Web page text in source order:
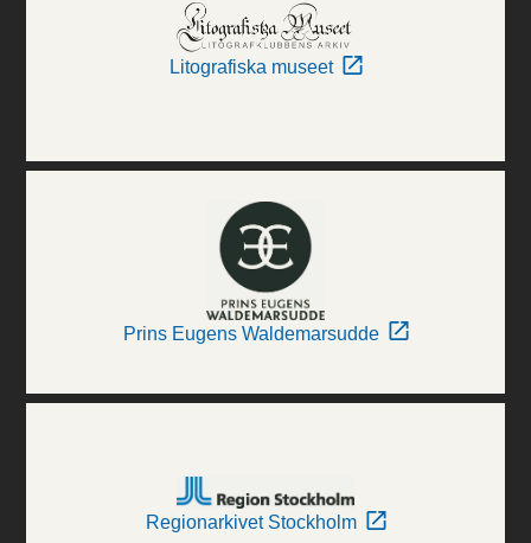
Litografiska museet
Prins Eugens Waldemarsudde
Regionarkivet Stockholm